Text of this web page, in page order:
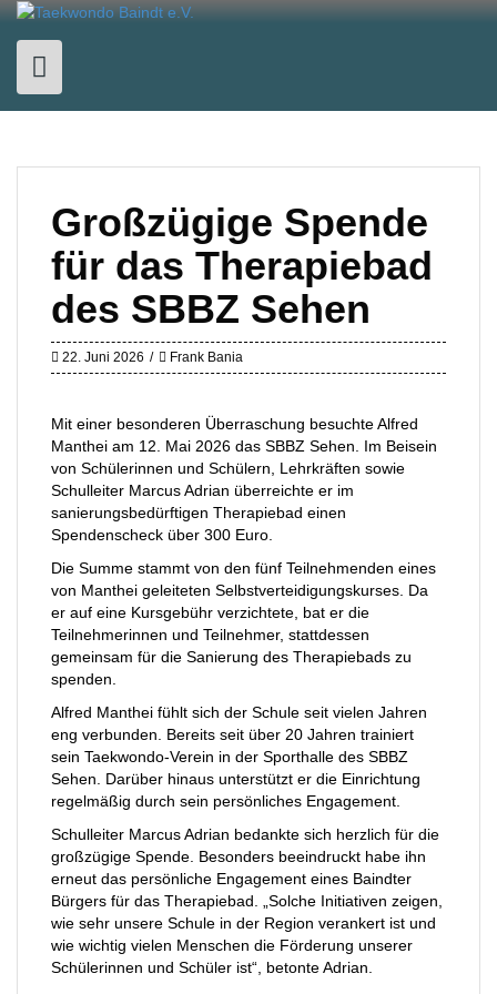
Skip
content
Großzügige Spende
für das Therapiebad
des SBBZ Sehen
22. Juni 2026 Frank Bania
Mit einer besonderen Überraschung besuchte Alfred
Manthei am 12. Mai 2026 das SBBZ Sehen. Im Beisein
von Schülerinnen und Schülern, Lehrkräften sowie
Schulleiter Marcus Adrian überreichte er im
sanierungsbedürftigen Therapiebad einen
Spendenscheck über 300 Euro.
Die Summe stammt von den fünf Teilnehmenden eines
von Manthei geleiteten Selbstverteidigungskurses. Da
er auf eine Kursgebühr verzichtete, bat er die
Teilnehmerinnen und Teilnehmer, stattdessen
gemeinsam für die Sanierung des Therapiebads zu
spenden.
Alfred Manthei fühlt sich der Schule seit vielen Jahren
eng verbunden. Bereits seit über 20 Jahren trainiert
sein Taekwondo-Verein in der Sporthalle des SBBZ
Sehen. Darüber hinaus unterstützt er die Einrichtung
regelmäßig durch sein persönliches Engagement.
Schulleiter Marcus Adrian bedankte sich herzlich für die
großzügige Spende. Besonders beeindruckt habe ihn
erneut das persönliche Engagement eines Baindter
Bürgers für das Therapiebad. „Solche Initiativen zeigen,
wie sehr unsere Schule in der Region verankert ist und
wie wichtig vielen Menschen die Förderung unserer
Schülerinnen und Schüler ist“, betonte Adrian.